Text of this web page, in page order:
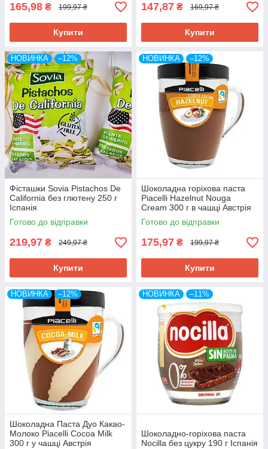
165,98 ₴ 199,97 ₴
Купити
147,87 ₴ 169,97 ₴
Купити
НОВИНКА –12%
Фісташки Sovia Pistachos De
California без глютену 250 г
Іспанія
Готово до відправки
219,97 ₴ 249,97 ₴
Купити
НОВИНКА –12%
Шоколадна горіхова паста
Piacelli Hazelnut Nouga
Cream 300 г в чашці Австрія
Готово до відправки
175,97 ₴ 199,97 ₴
Купити
НОВИНКА –12%
Шоколадна Паста Дуо Какао-
Молоко Piacelli Cocoa Milk
300 г у чашці Австрія
НОВИНКА –11%
Шоколадно-горіхова паста
Nocilla без цукру 190 г Іспанія